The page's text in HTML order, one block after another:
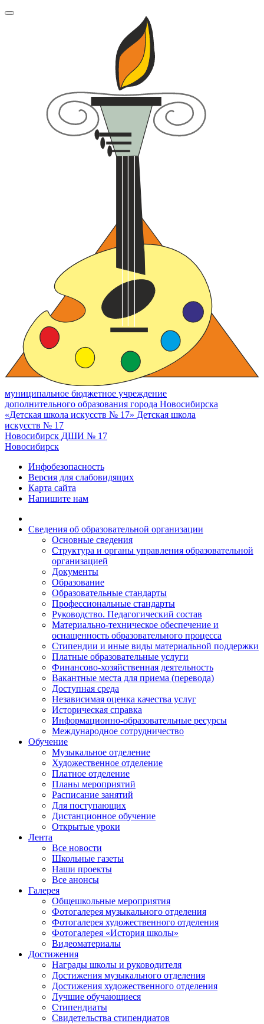
муниципальное бюджетное учреждение
дополнительного образования города Новосибирска
«Детская школа искусств № 17» Детская школа
искусств № 17
Новосибирск ДШИ № 17
Новосибирск
Инфобезопасность
Версия для слабовидящих
Карта сайта
Напишите нам
Сведения об образовательной организации
Основные сведения
Структура и органы управления образовательной
организацией
Документы
Образование
Образовательные стандарты
Профессиональные стандарты
Руководство. Педагогический состав
Материально-техническое обеспечение и
оснащенность образовательного процесса
Стипендии и иные виды материальной поддержки
Платные образовательные услуги
Финансово-хозяйственная деятельность
Вакантные места для приема (перевода)
Доступная среда
Независимая оценка качества услуг
Историческая справка
Информационно-образовательные ресурсы
Международное сотрудничество
Обучение
Музыкальное отделение
Художественное отделение
Платное отделение
Планы мероприятий
Расписание занятий
Для поступающих
Дистанционное обучение
Открытые уроки
Лента
Все новости
Школьные газеты
Наши проекты
Все анонсы
Галерея
Общешкольные мероприятия
Фотогалерея музыкального отделения
Фотогалерея художественного отделения
Фотогалерея «История школы»
Видеоматериалы
Достижения
Награды школы и руководителя
Достижения музыкального отделения
Достижения художественного отделения
Лучшие обучающиеся
Стипендиаты
Свидетельства стипендиатов